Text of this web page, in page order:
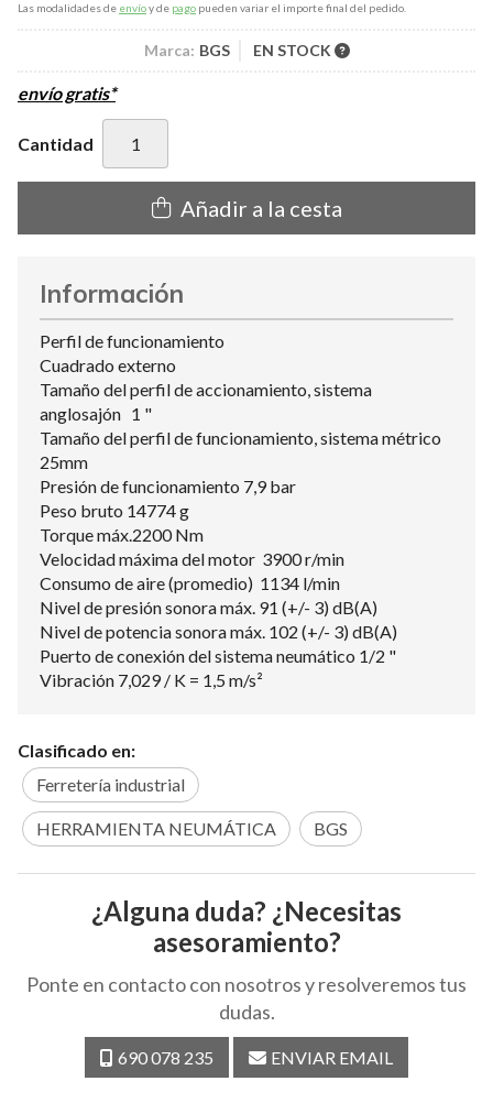
Las modalidades de envíoy de pago pueden variar el importe final del pedido.
Marca: BGS EN STOCK
envío gratis*
Cantidad
Añadir a la cesta
Información
Perfil de funcionamiento
Cuadrado externo
Tamaño del perfil de accionamiento, sistema
anglosajón 1 "
Tamaño del perfil de funcionamiento, sistema métrico
25mm
Presión de funcionamiento 7,9 bar
Peso bruto 14774 g
Torque máx.2200 Nm
Velocidad máxima del motor 3900 r/min
Consumo de aire (promedio) 1134 l/min
Nivel de presión sonora máx. 91 (+/- 3) dB(A)
Nivel de potencia sonora máx. 102 (+/- 3) dB(A)
Puerto de conexión del sistema neumático 1/2 "
Vibración 7,029 / K = 1,5 m/s²
Clasificado en:
Ferretería industrial
HERRAMIENTA NEUMÁTICA BGS
¿Alguna duda? ¿Necesitas
asesoramiento?
Ponte en contacto con nosotros y resolveremos tus
dudas.
690 078 235 ENVIAR EMAIL